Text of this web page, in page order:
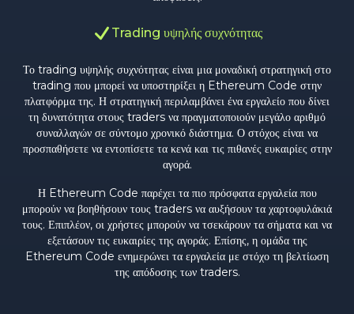
Trading υψηλής συχνότητας
Το trading υψηλής συχνότητας είναι μια μοναδική στρατηγική στο
trading που μπορεί να υποστηρίξει η Ethereum Code στην
πλατφόρμα της. Η στρατηγική περιλαμβάνει ένα εργαλείο που δίνει
τη δυνατότητα στους traders να πραγματοποιούν μεγάλο αριθμό
συναλλαγών σε σύντομο χρονικό διάστημα. Ο στόχος είναι να
προσπαθήσετε να εντοπίσετε τα κενά και τις πιθανές ευκαιρίες στην
αγορά.
Η Ethereum Code παρέχει τα πιο πρόσφατα εργαλεία που
μπορούν να βοηθήσουν τους traders να αυξήσουν τα χαρτοφυλάκιά
τους. Επιπλέον, οι χρήστες μπορούν να τσεκάρουν τα σήματα και να
εξετάσουν τις ευκαιρίες της αγοράς. Επίσης, η ομάδα της
Ethereum Code ενημερώνει τα εργαλεία με στόχο τη βελτίωση
της απόδοσης των traders.